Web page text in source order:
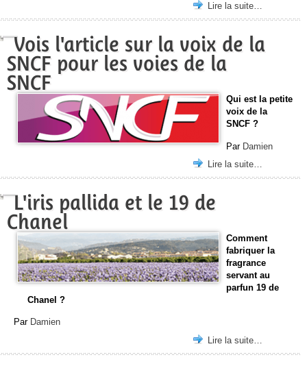
Lire la suite…
Vois l'article sur la voix de la
SNCF pour les voies de la
SNCF
Qui est la petite
voix de la
SNCF ?
Par Damien
Lire la suite…
L'iris pallida et le 19 de
Chanel
Comment
fabriquer la
fragrance
servant au
parfun 19 de
Chanel ?
Par Damien
Lire la suite…